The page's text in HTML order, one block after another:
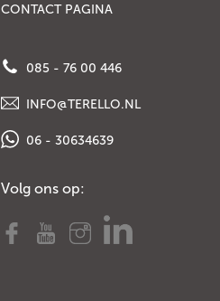
CONTACT PAGINA
085 - 76 00 446
INFO@TERELLO.NL
06 - 30634639
Volg ons op: